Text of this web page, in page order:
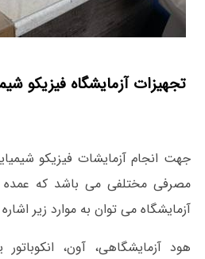
تجهیزات آزمایشگاه فیزیکو
جهت انجام آزمایشات فیزیکو
مصرفی مختلفی می باشد که عمده
آزمایشگاه می توان به موارد زیر
هود آزمایشگاهی، آون،